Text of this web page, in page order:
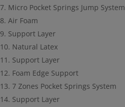
Micro Pocket Springs Jump System
Air Foam
Support Layer
Natural Latex
Support Layer
Foam Edge Support
7 Zones Pocket Springs System
Support Layer